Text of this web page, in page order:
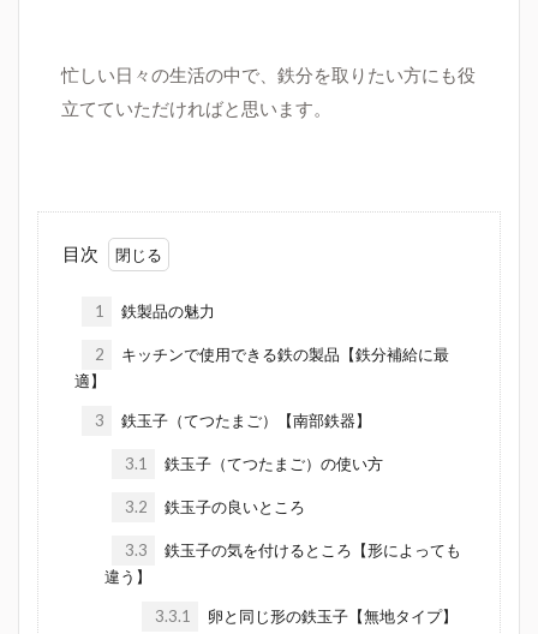
忙しい日々の生活の中で、鉄分を取りたい方にも役
立てていただければと思います。
目次
1 鉄製品の魅力
2
キッチンで使用できる鉄の製品【鉄分補給に最
適】
3 鉄玉子（てつたまご）【南部鉄器】
3.1 鉄玉子（てつたまご）の使い方
3.2 鉄玉子の良いところ
3.3
鉄玉子の気を付けるところ【形によっても
違う】
3.3.1 卵と同じ形の鉄玉子【無地タイプ】